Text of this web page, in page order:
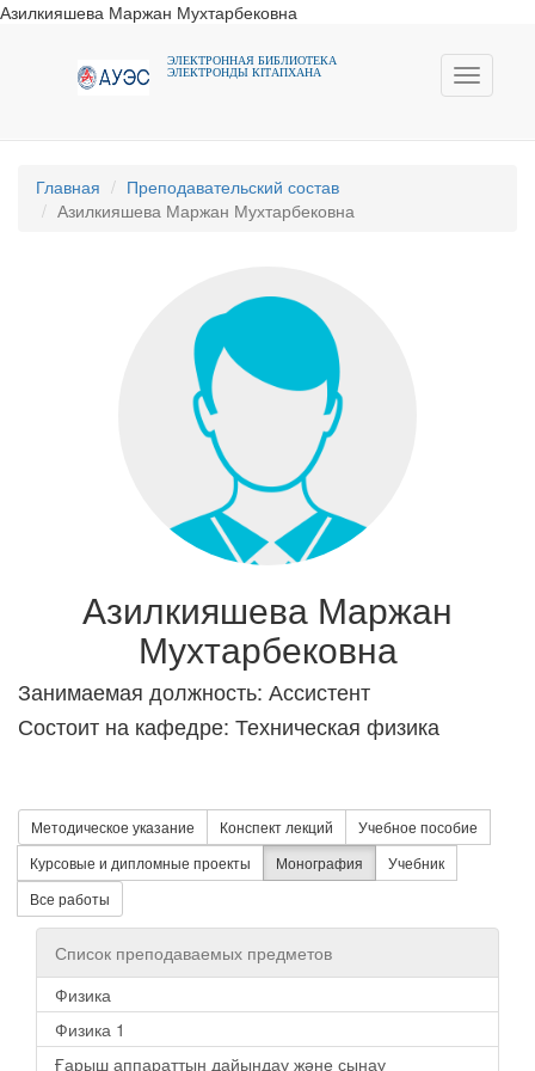
Азилкияшева Маржан Мухтарбековна
Toggle
ЭЛЕКТРОННАЯ БИБЛИОТЕКА
ЭЛЕКТРОНДЫ КIТАПХАНА
Главная
Преподавательский состав
Азилкияшева Маржан Мухтарбековна
Азилкияшева Маржан
Мухтарбековна
Занимаемая должность: Ассистент
Состоит на кафедре: Техническая физика
Методическое указание Конспект лекций
Учебное пособие
Курсовые и дипломные проекты
Монография
Учебник
Все работы
Список преподаваемых предметов
Физика
Физика 1
Ғарыш аппараттын дайындау және сынау